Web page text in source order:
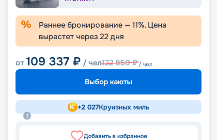
Раннее бронирование —11%. Цена
вырастет через22дня
от109 337 ₽ / чел122 850₽/ чел
Выбор каюты
+2 027Круизных миль
Добавить в избранное